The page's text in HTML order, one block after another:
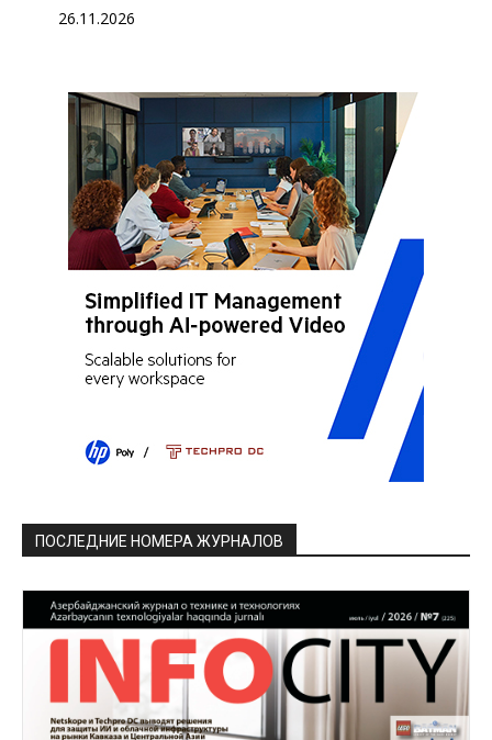
26.11.2026
ПОСЛЕДНИЕ НОМЕРА ЖУРНАЛОВ